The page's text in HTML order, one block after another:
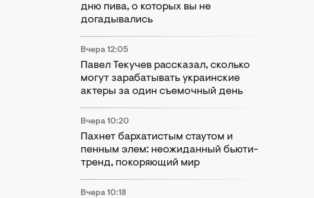
дню пива, о которых вы не
догадывались
Вчера 12:05
Павел Текучев рассказал, сколько
могут зарабатывать украинские
актеры за один съемочный день
Вчера 10:20
Пахнет бархатистым стаутом и
пенным элем: неожиданный бьюти-
тренд, покоряющий мир
Вчера 10:18